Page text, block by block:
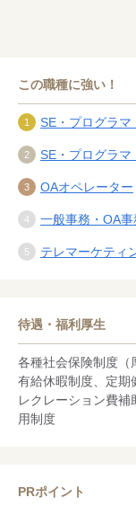
この職種に強い！
SE・プログラマ
SE・プログラマ
OAオペレーター
一般事務・OA事
テレマーケティ
待遇・福利厚生
各種社会保険制度（
有給休暇制度、定期
レクレーション費
用制度
PRポイント